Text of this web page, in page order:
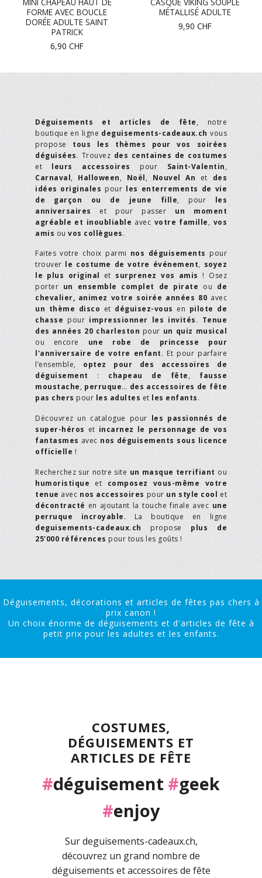
MINI CHAPEAU HAUT DE
FORME AVEC BOUCLE
DORÉE ADULTE SAINT
PATRICK
6,90 CHF
CASQUE VIKING SOUPLE
MÉTALLISÉ ADULTE
9,90 CHF
Déguisements et articles de fête, notre
boutique en ligne deguisements-cadeaux.ch vous
propose tous les thèmes pour vos soirées
déguisées. Trouvez des centaines de costumes
et leurs accessoires pour Saint-Valentin,
Carnaval, Halloween, Noël, Nouvel An et des
idées originales pour les enterrements de vie
de garçon ou de jeune fille, pour les
anniversaires et pour passer un moment
agréable et inoubliable avec votre famille, vos
amis ou vos collègues.
Faites votre choix parmi nos déguisements pour
trouver le costume de votre événement, soyez
le plus original et surprenez vos amis ! Osez
porter un ensemble complet de pirate ou de
chevalier, animez votre soirée années 80 avec
un thème disco et déguisez-vous en pilote de
chasse pour impressionner les invités. Tenue
des années 20 charleston pour un quiz musical
ou encore une robe de princesse pour
l'anniversaire de votre enfant. Et pour parfaire
l’ensemble, optez pour des accessoires de
déguisement : chapeau de fête, fausse
moustache, perruque… des accessoires de fête
pas chers pour les adultes et les enfants.
Découvrez un catalogue pour les passionnés de
super-héros et incarnez le personnage de vos
fantasmes avec nos déguisements sous licence
officielle !
Recherchez sur notre site un masque terrifiant ou
humoristique et composez vous-même votre
tenue avec nos accessoires pour un style cool et
décontracté en ajoutant la touche finale avec une
perruque incroyable. La boutique en ligne
deguisements-cadeaux.ch propose plus de
25'000 références pour tous les goûts !
Déguisements, décorations et articles de fêtes pas chers à
prix canon !
Un choix énorme de déguisements et d'articles de fête à
petit prix pour les adultes et les enfants.
COSTUMES,
DÉGUISEMENTS ET
ARTICLES DE FÊTE
#déguisement #geek
#enjoy
Sur deguisements-cadeaux.ch,
découvrez un grand nombre de
déguisements et accessoires de fête